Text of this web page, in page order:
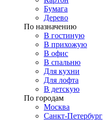
Бумага
Дерево
По назначению
В гостиную
В прихожую
В офис
В спальню
Для кухни
Для лофта
В детскую
По городам
Москва
Санкт-Петербург